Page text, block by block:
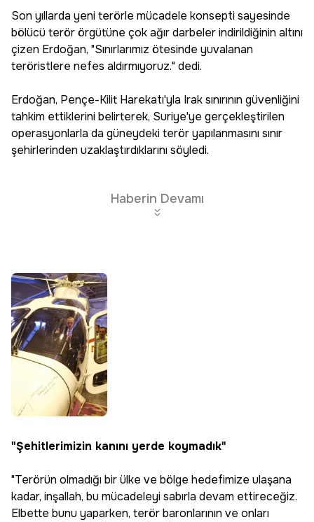
Son yıllarda yeni terörle mücadele konsepti sayesinde
bölücü terör örgütüne çok ağır darbeler indirildiğinin altını
çizen Erdoğan, "Sınırlarımız ötesinde yuvalanan
teröristlere nefes aldırmıyoruz." dedi.
Erdoğan, Pençe-Kilit Harekatı'yla Irak sınırının güvenliğini
tahkim ettiklerini belirterek, Suriye'ye gerçekleştirilen
operasyonlarla da güneydeki terör yapılanmasını sınır
şehirlerinden uzaklaştırdıklarını söyledi.
Haberin Devamı
"Şehitlerimizin kanını yerde koymadık"
"Terörün olmadığı bir ülke ve bölge hedefimize ulaşana
kadar, inşallah, bu mücadeleyi sabırla devam ettireceğiz.
Elbette bunu yaparken, terör baronlarının ve onları